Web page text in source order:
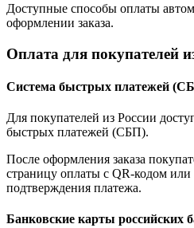
Доступные способы оплаты
оформлении заказа.
Оплата для покупателей
Система быстрых платежей
Для покупателей из России
быстрых платежей (СБП).
После оформления заказа
страницу оплаты с QR-кодом
подтверждения платежа.
Банковские карты российских